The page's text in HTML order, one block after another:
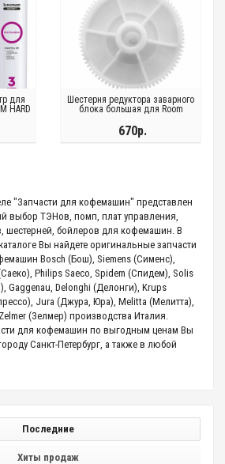
для
HARD
Шестерня редуктора заварного
блока большая для Room
670р.
"Запчасти для кофемашин" представлен
выбор ТЭНов, помп, плат управления,
шестерней, бойлеров для кофемашин. В
Вы найдете оригинальные запчасти
Bosch (Бош), Siemens (Сименс),
Philips Saeco, Spidem (Спидем), Solis
Gaggenau, Delonghi (Делонги), Krups
Jura (Джура, Юра), Melitta (Мелитта),
(Зелмер) производства Италия.
для кофемашин по выгодным ценам Вы
Санкт-Петербург, а также в любой
Последние
Хиты продаж